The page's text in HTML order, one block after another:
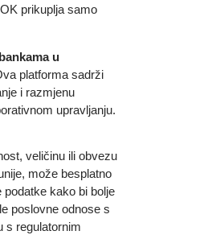
prikuplja samo
u
platforma sadrži
i razmjenu
upravljanju.
veličinu ili obvezu
može besplatno
kako bi bolje
poslovne odnose s
s regulatornim